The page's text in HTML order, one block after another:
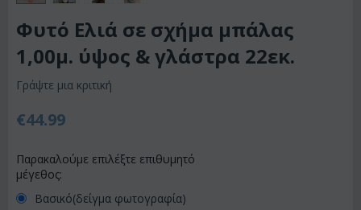
Φυτό Ελιά σε σχήμα μπάλας
1,00μ. ύψος & γλάστρα 22εκ.
Γράψτε μια κριτική
€44.99
Παρακαλούμε επιλέξτε επιθυμητό
μέγεθος:
Βασικό(δείγμα φωτογραφία)